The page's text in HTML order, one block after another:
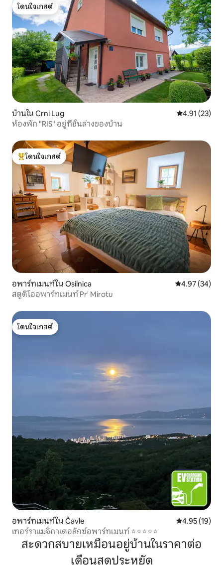
โดนใจเกสต์
โดนใจเกสต์
บ้านใน Crni Lug คะแนนเฉลี่ย
4.91 (23)
ห้องพัก "RIS" อยู่ที่ชั้นล่างของบ้าน
โดนใจเกสต์ที่สุด
โดนใจเกสต์
อพาร์ทเมนท์ใน Osilnica คะแนนเฉลี่ย
4.97 (34)
สตูดิโออพาร์ทเมนท์ Pr' Mirotu
โดนใจเกสต์
โดนใจเกสต์
อพาร์ทเมนท์ใน Čavle คะแนนเฉลี่ย
4.95 (19)
เทอร์ราแมจิกาเดอลักซ์อพาร์ทเมนท์ ⭐⭐⭐⭐⭐
สะดวกสบายเหมือนอยู่บ้านในราคาต่อ
เดือนสุดประหยัด